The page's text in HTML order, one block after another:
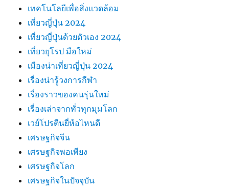
เทคโนโลยีเพื่อสิ่งแวดล้อม
เที่ยวญี่ปุ่น 2024
เที่ยวญี่ปุ่นด้วยตัวเอง 2024
เที่ยวยุโรป มือใหม่
เมืองน่าเที่ยวญี่ปุ่น 2024
เรื่องน่ารู้วงการกีฬา
เรื่องราวของคนรุ่นใหม่
เรื่องเล่าจากทั่วทุกมุมโลก
เวย์โปรตีนยี่ห้อไหนดี
เศรษฐกิจจีน
เศรษฐกิจพอเพียง
เศรษฐกิจโลก
เศรษฐกิจในปัจจุบัน